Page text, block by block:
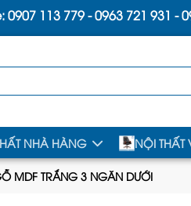
0907 113 779-0963 721 931 -
NHÀ HÀNG NỘI
MDF TRẮNG 3 NGĂN DƯỚI